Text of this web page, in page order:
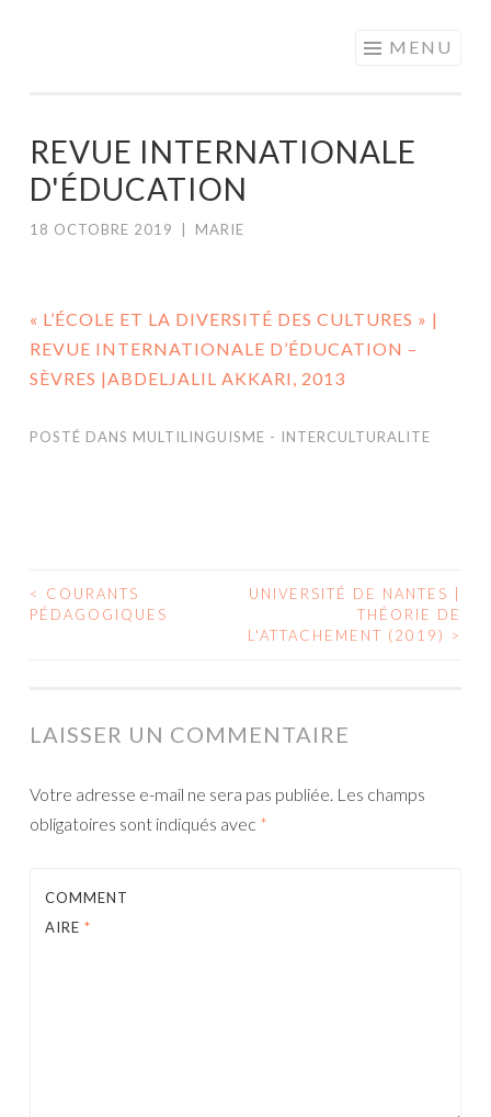
MENU
REVUE INTERNATIONALE
D'ÉDUCATION
18 OCTOBRE 2019 MARIE
« L’ÉCOLE ET LA DIVERSITÉ DES CULTURES » |
REVUE INTERNATIONALE D’ÉDUCATION –
SÈVRES |ABDELJALIL AKKARI, 2013
POSTÉ DANS MULTILINGUISME - INTERCULTURALITE
NAVIGATION
<
COURANTS
PÉDAGOGIQUES
UNIVERSITÉ DE NANTES |
THÉORIE DE
L'ATTACHEMENT (2019)
>
LAISSER UN COMMENTAIRE
Votre adresse e-mail ne sera pas publiée. Les champs
obligatoires sont indiqués avec *
COMMENT
AIRE *